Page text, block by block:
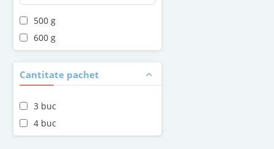
500 g
600 g
Cantitate pachet
3 buc
4 buc